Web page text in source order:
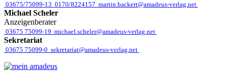
03675/75099-13 0170/8224157 martin.backert@amadeus-verlag.net
Michael Scheler
Anzeigenberater
03675 75099-19 michael.scheler@amadeus-verlag.net
Sekretariat
03675 75099-0 sekretariat@amadeus-verlag.net